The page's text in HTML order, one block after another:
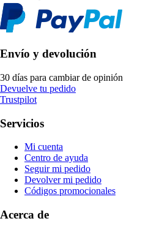
Envío y devolución
30 días para cambiar de opinión
Devuelve tu pedido
Trustpilot
Servicios
Mi cuenta
Centro de ayuda
Seguir mi pedido
Devolver mi pedido
Códigos promocionales
Acerca de